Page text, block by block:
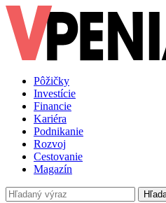
Pôžičky
Investície
Financie
Kariéra
Podnikanie
Rozvoj
Cestovanie
Magazín